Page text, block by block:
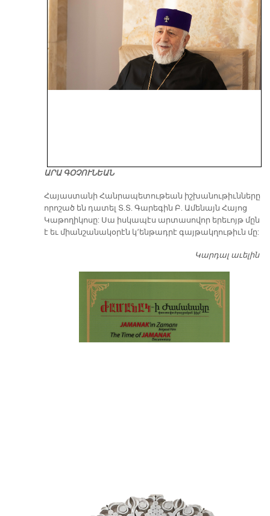
ԱՐԱ ԳՕՉՈՒՆԵԱՆ
​Հայաստանի Հանրապետութեան իշխանութիւնները
որոշած են դատել Տ.Տ. Գարեգին Բ. Ամենայն Հայոց
Կաթողիկոսը: Սա իսկապէս արտասովոր երեւոյթ մըն
է եւ միանշանակօրէն կ՚ենթադրէ գայթակղութիւն մը:
Կարդալ աւելին